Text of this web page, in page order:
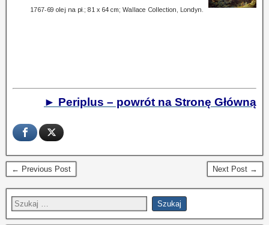
1767-69 olej na pł.; 81 x 64 cm; Wallace Collection, Londyn.
► Periplus – powrót na Stronę Główną
← Previous Post Next Post →